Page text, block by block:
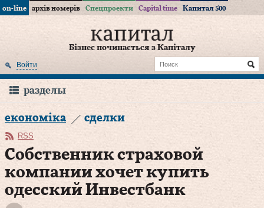
on-line архів номерів Спецпроекти Capital time Капитал 500
Бізнес починається з Капіталу
Войти
разделы
економіка сделки
RSS
Собственник страховой
компании хочет купить
одесский Инвестбанк